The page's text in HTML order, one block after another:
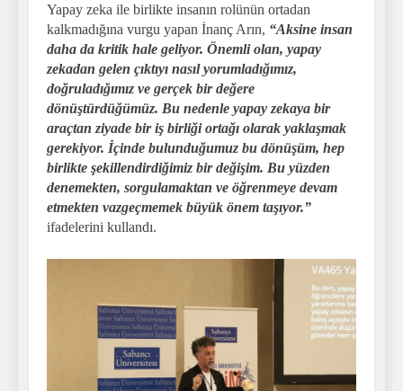
Yapay zeka ile birlikte insanın rolünün ortadan
kalkmadığına vurgu yapan İnanç Arın, “Aksine insan
daha da kritik hale geliyor. Önemli olan, yapay
zekadan gelen çıktıyı nasıl yorumladığımız,
doğruladığımız ve gerçek bir değere
dönüştürdüğümüz. Bu nedenle yapay zekaya bir
araçtan ziyade bir iş birliği ortağı olarak yaklaşmak
gerekiyor. İçinde bulunduğumuz bu dönüşüm, hep
birlikte şekillendirdiğimiz bir değişim. Bu yüzden
denemekten, sorgulamaktan ve öğrenmeye devam
etmekten vazgeçmemek büyük önem taşıyor.”
ifadelerini kullandı.